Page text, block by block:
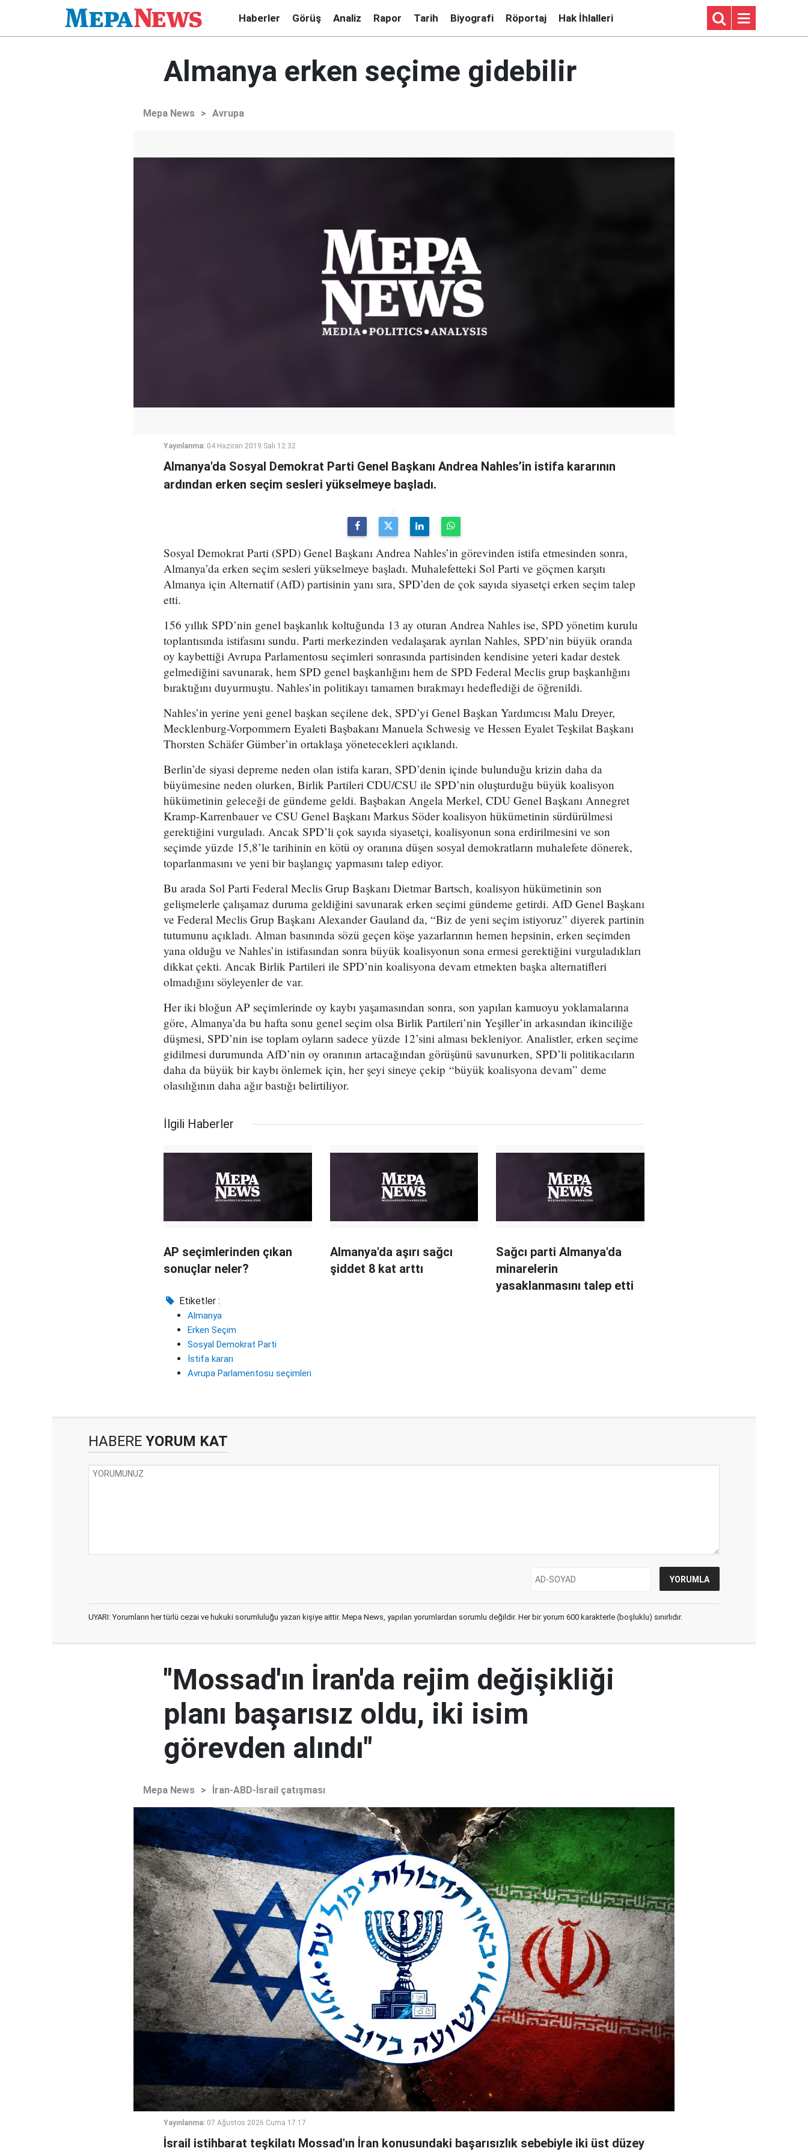
Haberler Görüş Analiz Rapor Tarih Biyografi Röportaj Hak İhlalleri
Almanya erken seçime gidebilir
Mepa News > Avrupa
Yayınlanma: 04 Haziran 2019 Salı 12:32
Almanya'da Sosyal Demokrat Parti Genel Başkanı Andrea Nahles’in istifa kararının
ardından erken seçim sesleri yükselmeye başladı.
Sosyal Demokrat Parti (SPD) Genel Başkanı Andrea Nahles’in görevinden istifa etmesinden sonra,
Almanya’da erken seçim sesleri yükselmeye başladı. Muhalefetteki Sol Parti ve göçmen karşıtı
Almanya için Alternatif (AfD) partisinin yanı sıra, SPD’den de çok sayıda siyasetçi erken seçim talep
etti.
156 yıllık SPD’nin genel başkanlık koltuğunda 13 ay oturan Andrea Nahles ise, SPD yönetim kurulu
toplantısında istifasını sundu. Parti merkezinden vedalaşarak ayrılan Nahles, SPD’nin büyük oranda
oy kaybettiği Avrupa Parlamentosu seçimleri sonrasında partisinden kendisine yeteri kadar destek
gelmediğini savunarak, hem SPD genel başkanlığını hem de SPD Federal Meclis grup başkanlığını
bıraktığını duyurmuştu. Nahles’in politikayı tamamen bırakmayı hedeflediği de öğrenildi.
Nahles’in yerine yeni genel başkan seçilene dek, SPD’yi Genel Başkan Yardımcısı Malu Dreyer,
Mecklenburg-Vorpommern Eyaleti Başbakanı Manuela Schwesig ve Hessen Eyalet Teşkilat Başkanı
Thorsten Schäfer Gümber’in ortaklaşa yönetecekleri açıklandı.
Berlin’de siyasi depreme neden olan istifa kararı, SPD’denin içinde bulunduğu krizin daha da
büyümesine neden olurken, Birlik Partileri CDU/CSU ile SPD’nin oluşturduğu büyük koalisyon
hükümetinin geleceği de gündeme geldi. Başbakan Angela Merkel, CDU Genel Başkanı Annegret
Kramp-Karrenbauer ve CSU Genel Başkanı Markus Söder koalisyon hükümetinin sürdürülmesi
gerektiğini vurguladı. Ancak SPD’li çok sayıda siyasetçi, koalisyonun sona erdirilmesini ve son
seçimde yüzde 15,8’le tarihinin en kötü oy oranına düşen sosyal demokratların muhalefete dönerek,
toparlanmasını ve yeni bir başlangıç yapmasını talep ediyor.
Bu arada Sol Parti Federal Meclis Grup Başkanı Dietmar Bartsch, koalisyon hükümetinin son
gelişmelerle çalışamaz duruma geldiğini savunarak erken seçimi gündeme getirdi. AfD Genel Başkanı
ve Federal Meclis Grup Başkanı Alexander Gauland da, “Biz de yeni seçim istiyoruz” diyerek partinin
tutumunu açıkladı. Alman basınında sözü geçen köşe yazarlarının hemen hepsinin, erken seçimden
yana olduğu ve Nahles’in istifasından sonra büyük koalisyonun sona ermesi gerektiğini vurguladıkları
dikkat çekti. Ancak Birlik Partileri ile SPD’nin koalisyona devam etmekten başka alternatifleri
olmadığını söyleyenler de var.
Her iki bloğun AP seçimlerinde oy kaybı yaşamasından sonra, son yapılan kamuoyu yoklamalarına
göre, Almanya’da bu hafta sonu genel seçim olsa Birlik Partileri’nin Yeşiller’in arkasından ikinciliğe
düşmesi, SPD’nin ise toplam oyların sadece yüzde 12’sini alması bekleniyor. Analistler, erken seçime
gidilmesi durumunda AfD’nin oy oranının artacağından görüşünü savunurken, SPD’li politikacıların
daha da büyük bir kaybı önlemek için, her şeyi sineye çekip “büyük koalisyona devam” deme
olasılığının daha ağır bastığı belirtiliyor.
İlgili Haberler
AP seçimlerinden çıkan
sonuçlar neler?
Almanya'da aşırı sağcı
şiddet 8 kat arttı
Sağcı parti Almanya'da
minarelerin
yasaklanmasını talep etti
Etiketler :
Almanya
Erken Seçim
Sosyal Demokrat Parti
İstifa kararı
Avrupa Parlamentosu seçimleri
HABERE YORUM KAT
UYARI: Yorumların her türlü cezai ve hukuki sorumluluğu yazan kişiye aittir. Mepa News, yapılan yorumlardan sorumlu değildir. Her bir yorum 600 karakterle (boşluklu) sınırlıdır.
"Mossad'ın İran'da rejim değişikliği
planı başarısız oldu, iki isim
görevden alındı"
Mepa News > İran-ABD-İsrail çatışması
Yayınlanma: 07 Ağustos 2026 Cuma 17:17
İsrail istihbarat teşkilatı Mossad'ın İran konusundaki başarısızlık sebebiyle iki üst düzey